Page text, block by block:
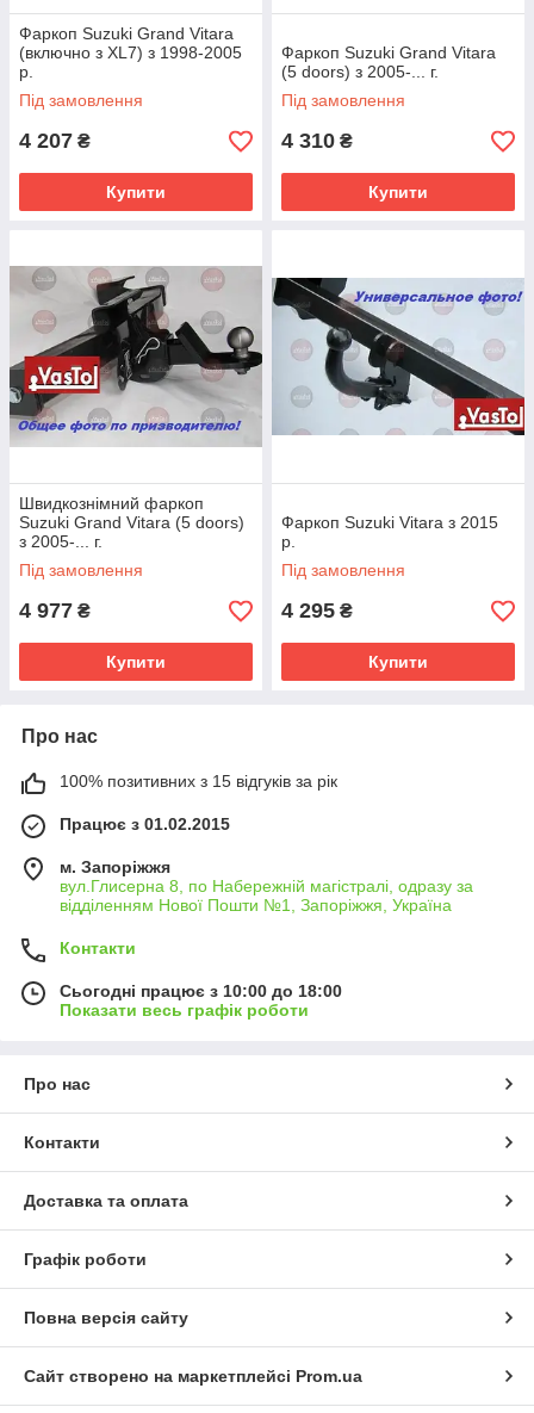
Фаркоп Suzuki Grand Vitara
(включно з XL7) з 1998-2005
р.
Під замовлення
4 207 ₴
Купити
Фаркоп Suzuki Grand Vitara
(5 doors) з 2005-... г.
Під замовлення
4 310 ₴
Купити
Швидкознімний фаркоп
Suzuki Grand Vitara (5 doors)
з 2005-... г.
Під замовлення
4 977 ₴
Купити
Фаркоп Suzuki Vitara з 2015
р.
Під замовлення
4 295 ₴
Купити
Про нас
100% позитивних з 15 відгуків за рік
Працює з 01.02.2015
м. Запоріжжя
вул.Глисерна 8, по Набережній магістралі, одразу за
відділенням Нової Пошти №1, Запоріжжя, Україна
Контакти
Сьогодні працює з 10:00 до 18:00
Показати весь графік роботи
Про нас
Контакти
Доставка та оплата
Графік роботи
Повна версія сайту
Сайт створено на маркетплейсі Prom.ua